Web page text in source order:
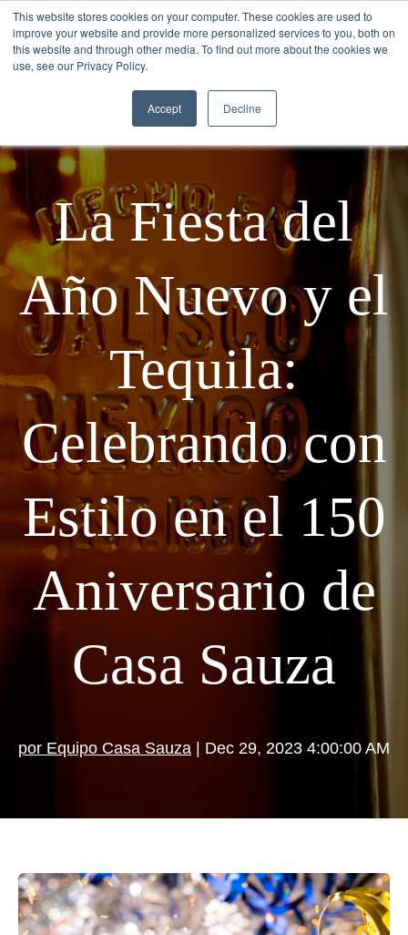
This website stores cookies on your computer. These cookies are used to
improve your website and provide more personalized services to you, both on
this website and through other media. To find out more about the cookies we
use, see our Privacy Policy.
Accept Decline
La Fiesta del
Año Nuevo y el
Tequila:
Celebrando con
Estilo en el 150
Aniversario de
Casa Sauza
por Equipo Casa Sauza | Dec 29, 2023 4:00:00 AM